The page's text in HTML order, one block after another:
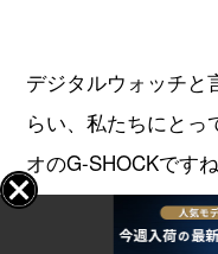
デジタルウォッチと
らい、私たちにと
オのG-SHOCKですね
男性であれば、一本